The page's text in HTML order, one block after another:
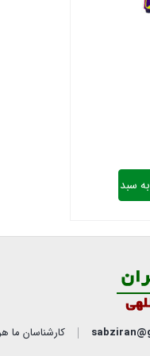
سبد خرید
کارشناسان ما هر روز از